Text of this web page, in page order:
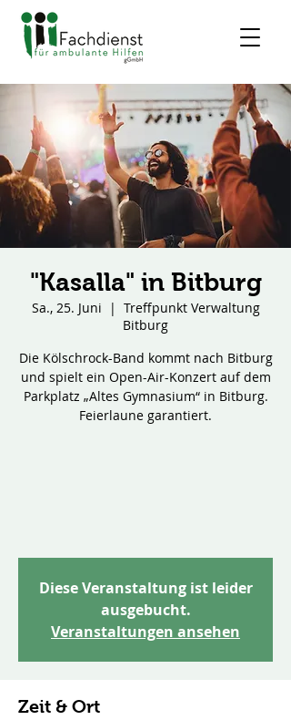
"Kasalla" in Bitburg
Sa., 25. Juni
  |
Treffpunkt Verwaltung
Bitburg
Die Kölschrock-Band kommt nach Bitburg
und spielt ein Open-Air-Konzert auf dem
Parkplatz „Altes Gymnasium“ in Bitburg.
Feierlaune garantiert.
Diese Veranstaltung ist leider
ausgebucht.
Veranstaltungen ansehen
Zeit & Ort